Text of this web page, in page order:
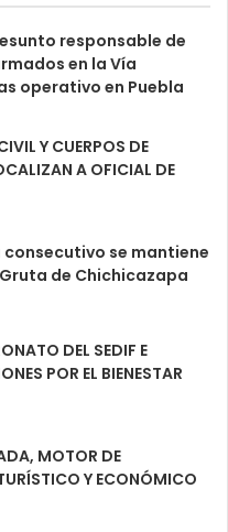
responsable de
en la Vía
operativo en Puebla
Y CUERPOS DE
A OFICIAL DE
consecutivo se mantiene
de Chichicazapa
DEL SEDIF E
POR EL BIENESTAR
MOTOR DE
Y ECONÓMICO